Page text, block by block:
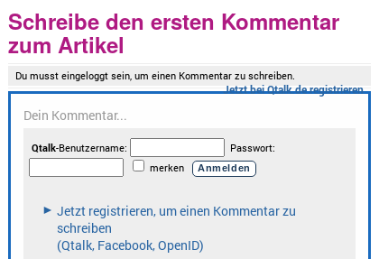
Schreibe den ersten Kommentar
zum Artikel